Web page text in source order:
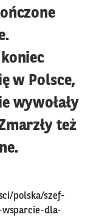
w Polsce,
wywołały
też
polska/szef-
dla-